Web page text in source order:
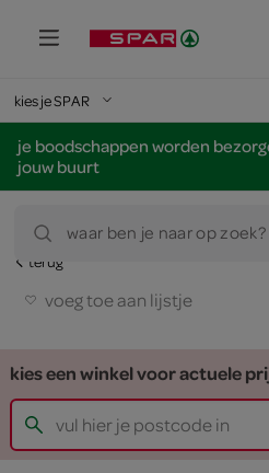
kies je SPAR
je boodschappen worden
jouw buurt
waar ben je naar op zoek?
terug
voeg toe aan lijstje
kies een winkel voor actuele